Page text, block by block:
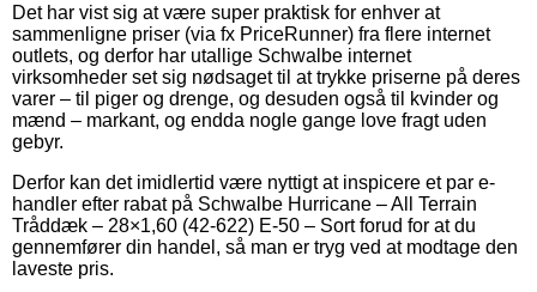
Det har vist sig at være super praktisk for enhver at
sammenligne priser (via fx PriceRunner) fra flere internet
outlets, og derfor har utallige Schwalbe internet
virksomheder set sig nødsaget til at trykke priserne på deres
varer – til piger og drenge, og desuden også til kvinder og
mænd – markant, og endda nogle gange love fragt uden
gebyr.
Derfor kan det imidlertid være nyttigt at inspicere et par e-
handler efter rabat på Schwalbe Hurricane – All Terrain
Tråddæk – 28×1,60 (42-622) E-50 – Sort forud for at du
gennemfører din handel, så man er tryg ved at modtage den
laveste pris.